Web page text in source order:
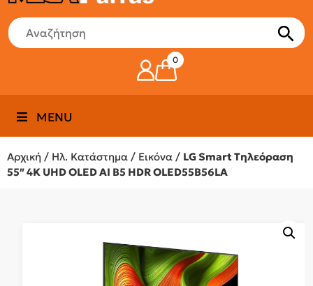
0
MENU
Αρχική / Ηλ. Κατάστημα / Εικόνα / LG Smart Τηλεόραση
55″ 4K UHD OLED AI B5 HDR OLED55B56LA